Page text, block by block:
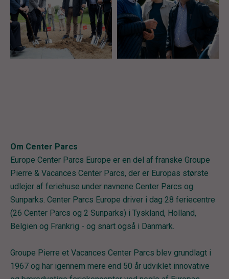
Om Center Parcs
Europe Center Parcs Europe er en del af franske Groupe
Pierre & Vacances Center Parcs, der er Europas største
udlejer af feriehuse under navnene Center Parcs og
Sunparks. Center Parcs Europe driver i dag 28 feriecentre
(26 Center Parcs og 2 Sunparks) i Tyskland, Holland,
Belgien og Frankrig - og snart også i Danmark.
Groupe Pierre et Vacances Center Parcs blev grundlagt i
1967 og har igennem mere end 50 år udviklet innovative